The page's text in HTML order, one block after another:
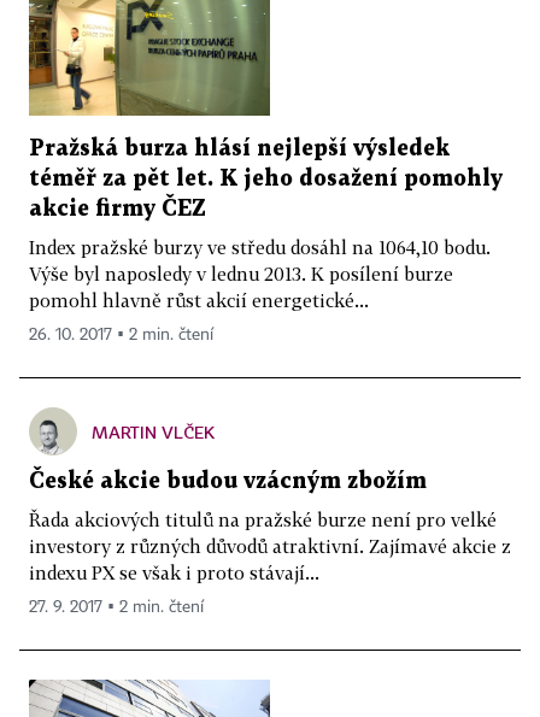
Pražská burza hlásí nejlepší výsledek
téměř za pět let. K jeho dosažení pomohly
akcie firmy ČEZ
Index pražské burzy ve středu dosáhl na 1064,10 bodu.
Výše byl naposledy v lednu 2013. K posílení burze
pomohl hlavně růst akcií energetické...
26. 10. 2017 ▪ 2 min. čtení
MARTIN VLČEK
České akcie budou vzácným zbožím
Řada akciových titulů na pražské burze není pro velké
investory z různých důvodů atraktivní. Zajímavé akcie z
indexu PX se však i proto stávají...
27. 9. 2017 ▪ 2 min. čtení